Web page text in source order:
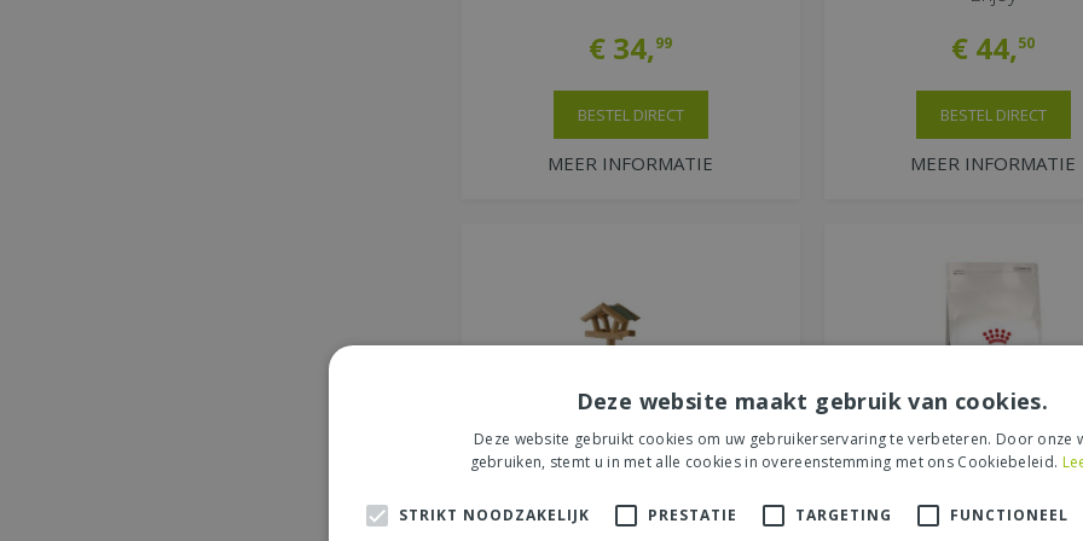
€ 34,99
MEER INFORMATIE
BESTEL DIRECT
€ 44,50
MEER INFORMATIE
BESTEL DIRECT
Vogelhuisje lariks groen op paal
Kattenvoer, Royal Canin,
Deze website maakt gebruik van cookies.
Deze website gebruikt cookies om uw gebruikerservaring te verbeteren. Door onze
gebruiken, stemt u in met alle cookies in overeenstemming met ons Cookiebeleid.
STRIKT NOODZAKELIJK PRESTATIE TARGETING FUNCTIONEEL